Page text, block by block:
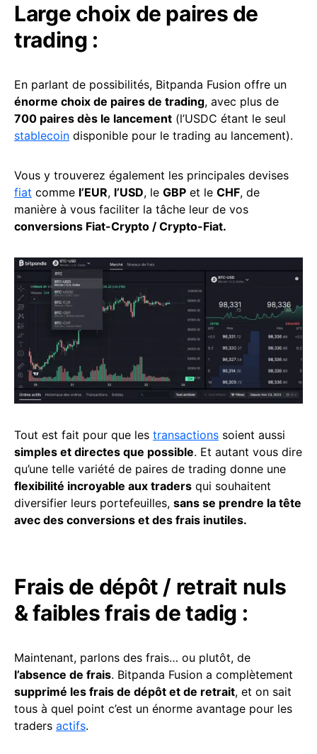
Large choix de paires de
trading :
En parlant de possibilités, Bitpanda Fusion offre un
énorme choix de paires de trading, avec plus de
700 paires dès le lancement (l’USDC étant le seul
stablecoin disponible pour le trading au lancement).
Vous y trouverez également les principales devises
fiat comme l’EUR, l’USD, le GBP et le CHF, de
manière à vous faciliter la tâche leur de vos
conversions Fiat-Crypto / Crypto-Fiat.
Tout est fait pour que les transactions soient aussi
simples et directes que possible. Et autant vous dire
qu’une telle variété de paires de trading donne une
flexibilité incroyable aux traders qui souhaitent
diversifier leurs portefeuilles, sans se prendre la tête
avec des conversions et des frais inutiles.
Frais de dépôt / retrait nuls
& faibles frais de tadig :
Maintenant, parlons des frais… ou plutôt, de
l’absence de frais. Bitpanda Fusion a complètement
supprimé les frais de dépôt et de retrait, et on sait
tous à quel point c’est un énorme avantage pour les
traders actifs.